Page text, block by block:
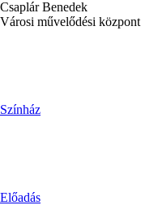
Csaplár Benedek
Városi művelődési központ
Színház
Előadás